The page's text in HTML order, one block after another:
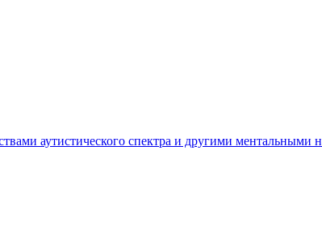
аутистического спектра и другими ментальными